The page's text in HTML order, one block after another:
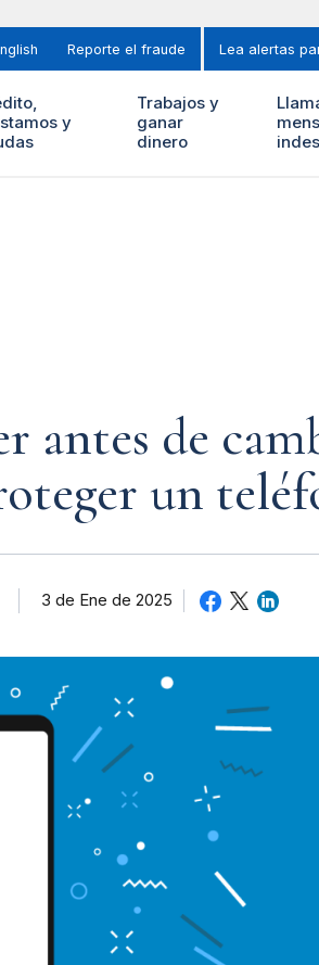
Reporte el fraude Lea alertas
y
Trabajos y
ganar
dinero
antes de
un
3 de Ene de 2025